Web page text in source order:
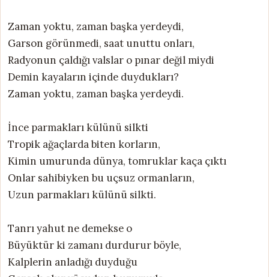
Zaman yoktu, zaman başka yerdeydi,
Garson görünmedi, saat unuttu onları,
Radyonun çaldığı valslar o pınar değil miydi
Demin kayaların içinde duydukları?
Zaman yoktu, zaman başka yerdeydi.
İnce parmakları külünü silkti
Tropik ağaçlarda biten korların,
Kimin umurunda dünya, tomruklar kaça çıktı
Onlar sahibiyken bu uçsuz ormanların,
Uzun parmakları külünü silkti.
Tanrı yahut ne demekse o
Büyüktür ki zamanı durdurur böyle,
Kalplerin anladığı duyduğu